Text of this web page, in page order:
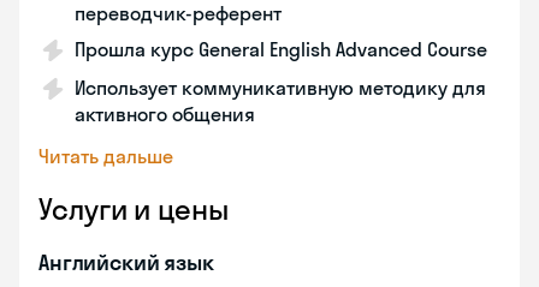
переводчик-референт
Прошла курс General English Advanced Course
Использует коммуникативную методику для
активного общения
Читать дальше
Услуги и цены
Английский язык